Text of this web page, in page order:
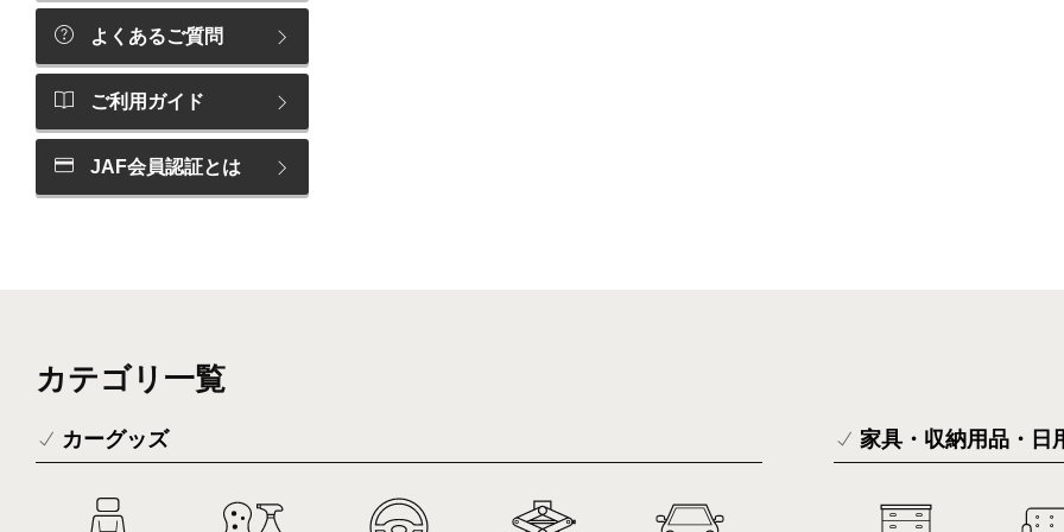
よくあるご質問
ご利用ガイド
JAF会員認証とは
カテゴリ一覧
カーグッズ 家具・収納用品・日